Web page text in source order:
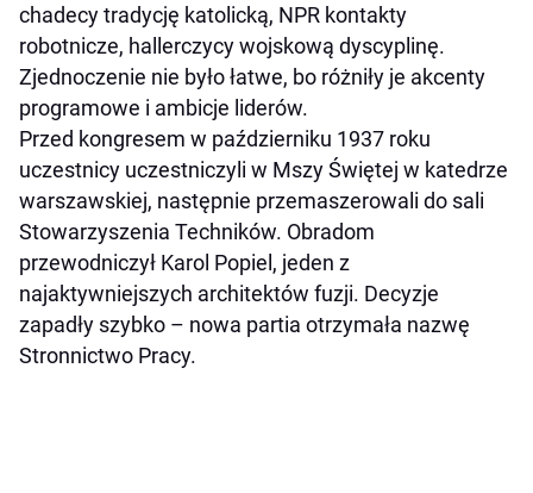
chadecy tradycję katolicką, NPR kontakty
robotnicze, hallerczycy wojskową dyscyplinę.
Zjednoczenie nie było łatwe, bo różniły je akcenty
programowe i ambicje liderów.
Przed kongresem w październiku 1937 roku
uczestnicy uczestniczyli w Mszy Świętej w katedrze
warszawskiej, następnie przemaszerowali do sali
Stowarzyszenia Techników. Obradom
przewodniczył Karol Popiel, jeden z
najaktywniejszych architektów fuzji. Decyzje
zapadły szybko – nowa partia otrzymała nazwę
Stronnictwo Pracy.